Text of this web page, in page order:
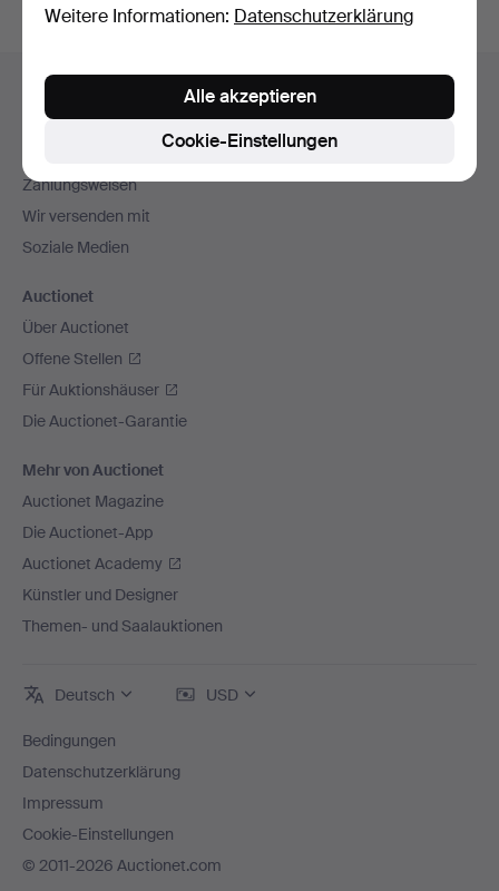
Fußzeilen-
Kontakt mit dem Support aufnehmen
Zahlungsweisen
Wir versenden mit
Soziale Medien
Auctionet
Über Auctionet
Offene Stellen
Für Auktionshäuser
Die Auctionet-Garantie
Mehr von Auctionet
Auctionet Magazine
Die Auctionet-App
Auctionet Academy
Künstler und Designer
Themen- und Saalauktionen
Deutsch USD
Bedingungen
Datenschutzerklärung
Impressum
Cookie-Einstellungen
© 2011-2026 Auctionet.com
Weitere Informationen: Datenschutzerklärung
Cookie-Einstellungen
Alle akzeptieren